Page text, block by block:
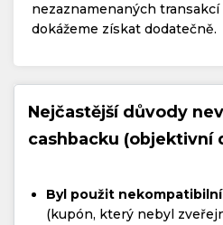
nezaznamenaných
dokážeme získat dodatečně.
Nejčastější důvody
cashbacku (objektivní
Byl použit
(kupón, který nebyl